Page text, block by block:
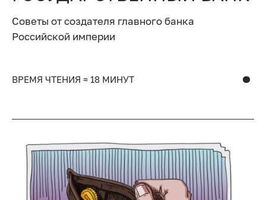
Советы от создателя главного банка
Российской империи
ВРЕМЯ ЧТЕНИЯ ≈ 18 МИНУТ